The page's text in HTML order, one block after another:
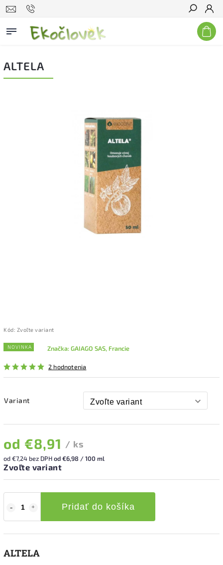
Hľadať
ALTELA
Kód: Zvoľte variant
NOVINKA
2 hodnotenia
Značka:GAIAGO SAS, Francie
Variant
od €8,91 / ks
od€7,24 bez DPHod €6,98 / 100 ml
Zvoľte variant
Pridať do košíka
ALTELA